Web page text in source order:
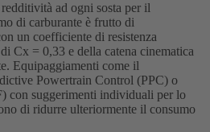
ad ogni sosta per il
di carburante è frutto di
un coefficiente di resistenza
Cx = 0,33 e della catena cinematica
Equipaggiamenti come il
Powertrain Control (PPC) o
con suggerimenti individuali per lo
di ridurre ulteriormente il consumo